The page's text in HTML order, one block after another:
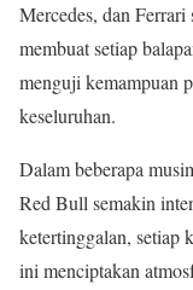
Mercedes, dan
membuat setiap
menguji kemampuan
keseluruhan.
Dalam beberapa
Red Bull semakin
ketertinggalan, setiap
ini menciptakan